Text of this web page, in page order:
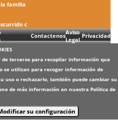
familia
c
ContactenosAviso
Legal
Privacidad
de terceros para recopilar información que
se utilizan para recoger información de
uso o rechazarlo, también puede cambiar su
de más información en nuestra Política de